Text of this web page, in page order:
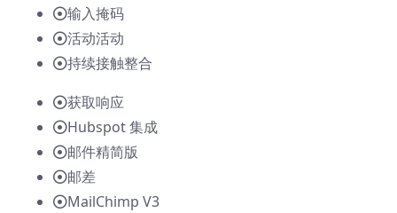
输入掩码
活动活动
持续接触整合
获取响应
Hubspot 集成
邮件精简版
邮差
MailChimp V3